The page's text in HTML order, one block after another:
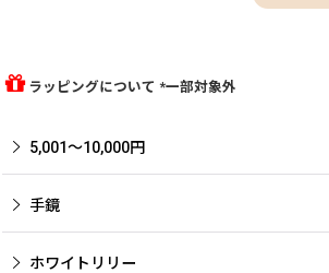
ラッピングについて *一部対象外
5,001〜10,000円
手鏡
ホワイトリリー